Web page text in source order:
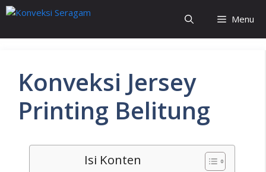
Menu
Konveksi Jersey
Printing Belitung
Isi Konten